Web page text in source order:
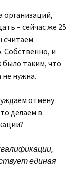
организаций,
– сейчас же 25
считаем
Собственно, и
было таким, что
нужна.
отмену
делаем в
единая